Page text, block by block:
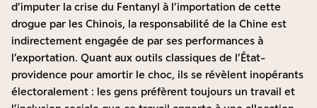
d’imputer la crise du Fentanyl à l’importation de cette
drogue par les Chinois, la responsabilité de la Chine est
indirectement engagée de par ses performances à
l’exportation. Quant aux outils classiques de l’État-
providence pour amortir le choc, ils se révèlent inopérants
électoralement : les gens préfèrent toujours un travail et